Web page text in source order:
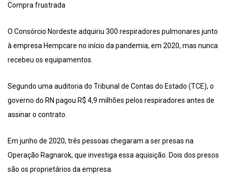
Compra frustrada
O Consórcio Nordeste adquiriu 300 respiradores pulmonares junto
à empresa Hempcare no início da pandemia, em 2020, mas nunca
recebeu os equipamentos.
Segundo uma auditoria do Tribunal de Contas do Estado (TCE), o
governo do RN pagou R$ 4,9 milhões pelos respiradores antes de
assinar o contrato.
Em junho de 2020, três pessoas chegaram a ser presas na
Operação Ragnarok, que investiga essa aquisição. Dois dos presos
são os proprietários da empresa.